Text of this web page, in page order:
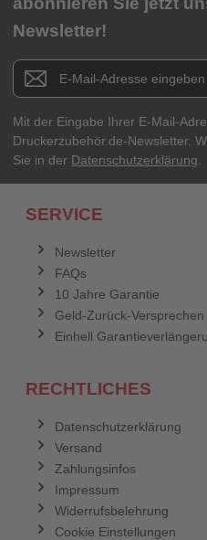
Titel**
E-Mail-Adresse
Ihr Passwort
Newsletter!
Newsletter E-Mail Adresse
Mit der Eingabe Ihrer E-Mail-
Druckerzubehör.de-Newsletter.
Sie in der Datenschutzerklärung.
SERVICE
Newsletter
FAQs
10 Jahre Garantie
Geld-Zurück-Versprechen
Einhell
RECHTLICHES
Datenschutzerklärung
Versand
Zahlungsinfos
Impressum
Widerrufsbelehrung
Cookie Einstellungen